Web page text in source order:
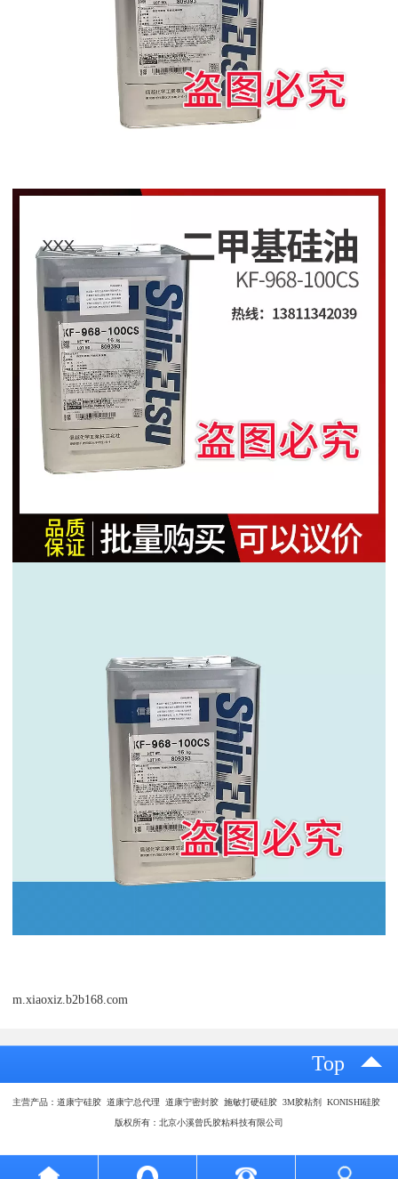
m.xiaoxiz.b2b168.com
Top
主营产品：道康宁硅胶 道康宁总代理 道康宁密封胶 施敏打硬硅胶 3M胶粘剂 KONISHI硅胶
版权所有：北京小溪曾氏胶粘科技有限公司